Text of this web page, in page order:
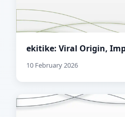
ekitike: Viral Origin,
10 February 2026